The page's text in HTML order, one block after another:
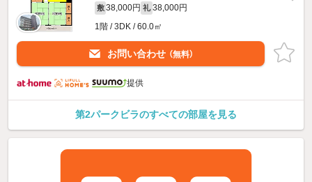
敷 38,000円 礼 38,000円
1階 / 3DK / 60.0㎡
お問い合わせ （無料）
提供
第2パークビラのすべての部屋を見る